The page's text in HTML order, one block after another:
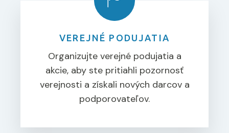
VEREJNÉ PODUJATIA
Organizujte verejné podujatia a
akcie, aby ste pritiahli pozornosť
verejnosti a získali nových darcov a
podporovateľov.